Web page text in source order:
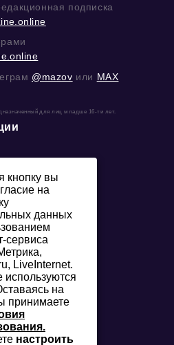
подписка
@mazov или MAX
для лиц младше 16-ти лет.
кнопку вы
на
данных
сервиса
LiveInternet.
используются
на
принимаете
настроить